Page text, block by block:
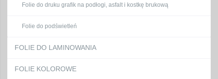
Folie do druku grafik na podłogi, asfalt i kostkę brukową
Folie do podświetleń
FOLIE DO LAMINOWANIA
FOLIE KOLOROWE